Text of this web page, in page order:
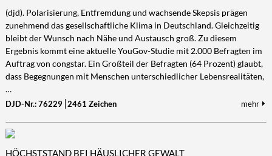
(djd). Polarisierung, Entfremdung und wachsende Skepsis prägen
zunehmend das gesellschaftliche Klima in Deutschland. Gleichzeitig
bleibt der Wunsch nach Nähe und Austausch groß. Zu diesem
Ergebnis kommt eine aktuelle YouGov-Studie mit 2.000 Befragten im
Auftrag von congstar. Ein Großteil der Befragten (64 Prozent) glaubt,
dass Begegnungen mit Menschen unterschiedlicher Lebensrealitäten,
…
DJD-Nr.: 76229 2461 Zeichen mehr
HÖCHSTSTAND BEI HÄUSLICHER GEWALT